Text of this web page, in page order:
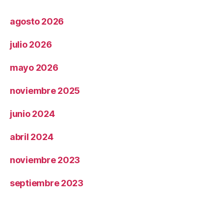
agosto 2026
julio 2026
mayo 2026
noviembre 2025
junio 2024
abril 2024
noviembre 2023
septiembre 2023